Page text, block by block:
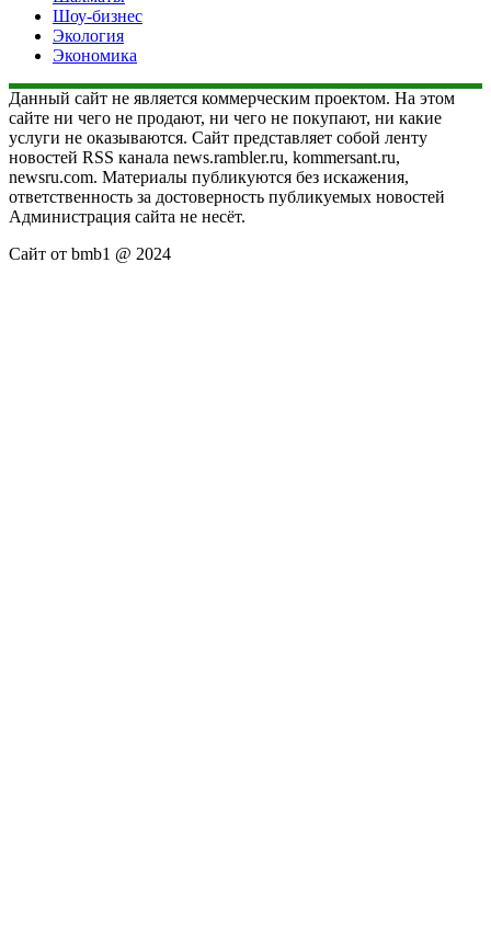
Шоу-бизнес
Экология
Экономика
Данный сайт не является коммерческим проектом. На этом
сайте ни чего не продают, ни чего не покупают, ни какие
услуги не оказываются. Сайт представляет собой ленту
новостей RSS канала news.rambler.ru, kommersant.ru,
newsru.com. Материалы публикуются без искажения,
ответственность за достоверность публикуемых новостей
Администрация сайта не несёт.
Сайт от bmb1 @ 2024